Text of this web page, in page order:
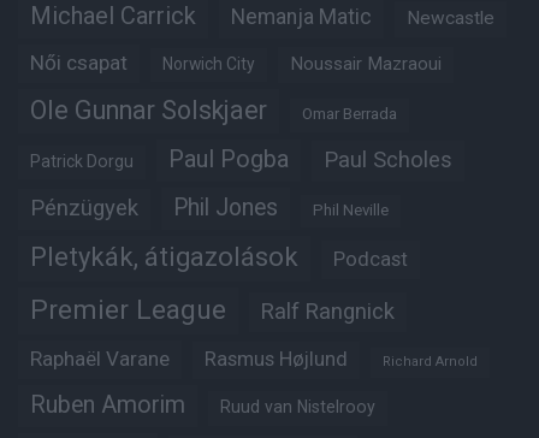
Michael Carrick Nemanja Matic Newcastle
Női csapat Norwich City Noussair Mazraoui
Ole Gunnar Solskjaer Omar Berrada
Patrick Dorgu Paul Pogba Paul Scholes
Pénzügyek Phil Jones Phil Neville
Pletykák, átigazolások Podcast
Premier League Ralf Rangnick
Raphaël Varane Rasmus Højlund Richard Arnold
Ruben Amorim Ruud van Nistelrooy